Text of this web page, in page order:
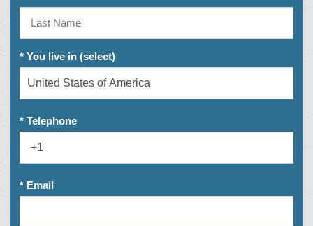
* You live in (select)
* Telephone
* Email